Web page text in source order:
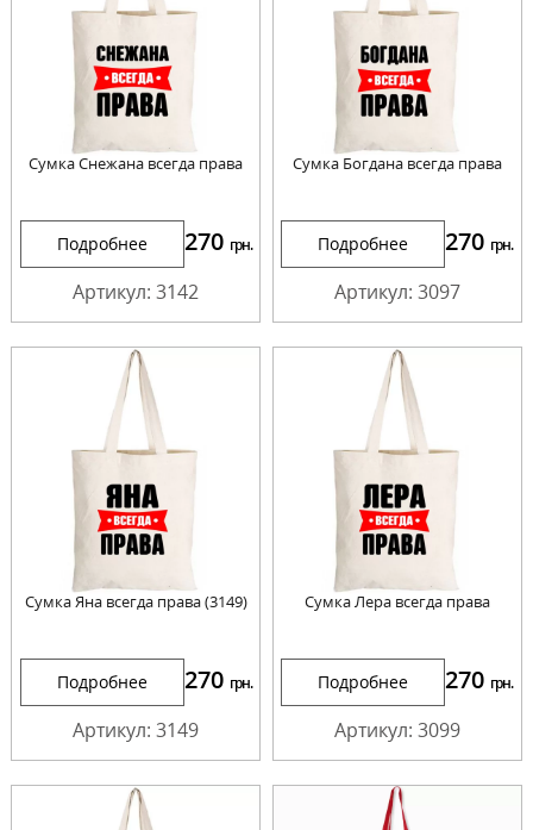
Сумка Снежана всегда права
Подробнее 270 грн.
Артикул: 3142
Сумка Богдана всегда права
Подробнее 270 грн.
Артикул: 3097
Сумка Яна всегда права (3149)
Подробнее 270 грн.
Артикул: 3149
Сумка Лера всегда права
Подробнее 270 грн.
Артикул: 3099